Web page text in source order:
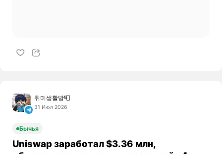
취미생활방📮
31 Июл 2026
Бычья
Uniswap заработал $3.36 млн,